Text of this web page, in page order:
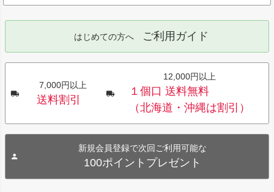
はじめての方へ ご利用ガイド
7,000円以上
送料割引
12,000円以上
１個口 送料無料
（北海道・沖縄は割引）
新規会員登録で次回ご利用可能な
100ポイントプレゼント